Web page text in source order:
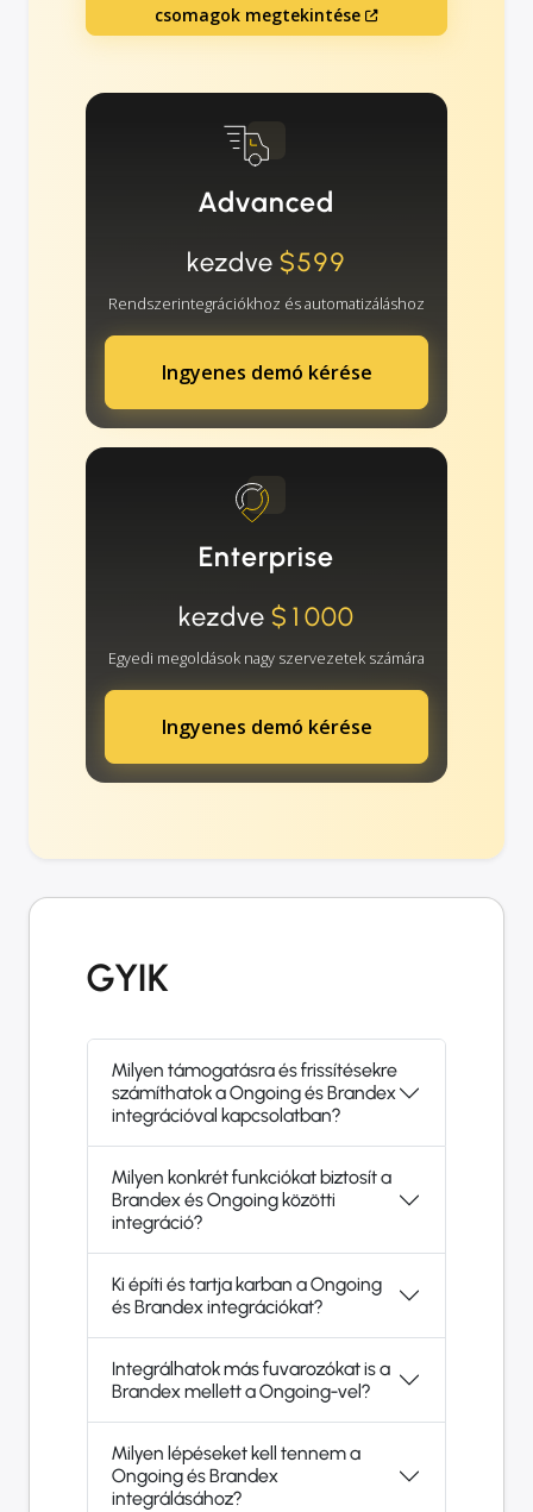
csomagok megtekintése
Advanced
kezdve$599
Rendszerintegrációkhoz és automatizáláshoz
Ingyenes demó kérése
Enterprise
kezdve$1000
Egyedi megoldások nagy szervezetek számára
Ingyenes demó kérése
GYIK
Milyen támogatásra és frissítésekre
számíthatok a Ongoing és Brandex
integrációval kapcsolatban?
Milyen konkrét funkciókat biztosít a
Brandex és Ongoing közötti
integráció?
Ki építi és tartja karban a Ongoing
és Brandex integrációkat?
Integrálhatok más fuvarozókat is a
Brandex mellett a Ongoing-vel?
Milyen lépéseket kell tennem a
Ongoing és Brandex
integrálásához?